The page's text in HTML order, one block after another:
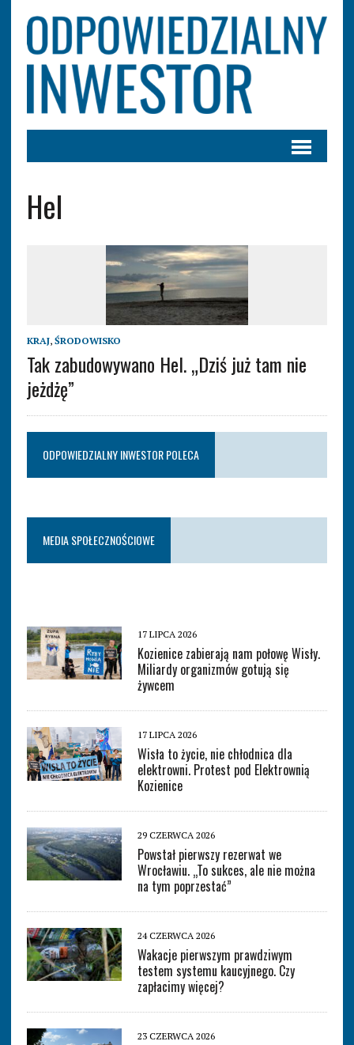
Hel
KRAJ, ŚRODOWISKO
Tak zabudowywano Hel. „Dziś już tam nie
jeżdżę”
ODPOWIEDZIALNY INWESTOR POLECA
MEDIA SPOŁECZNOŚCIOWE
17 LIPCA 2026
Kozienice zabierają nam połowę Wisły.
Miliardy organizmów gotują się
żywcem
17 LIPCA 2026
Wisła to życie, nie chłodnica dla
elektrowni. Protest pod Elektrownią
Kozienice
29 CZERWCA 2026
Powstał pierwszy rezerwat we
Wrocławiu. „To sukces, ale nie można
na tym poprzestać”
24 CZERWCA 2026
Wakacje pierwszym prawdziwym
testem systemu kaucyjnego. Czy
zapłacimy więcej?
23 CZERWCA 2026